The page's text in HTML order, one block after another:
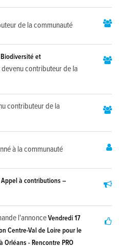
de la communauté
et
devenu contributeur de la
contributeur de la
à la communauté
Appel à contributions –
l'annonceVendredi 17
Centre-Val de Loire pour le
Orléans - Rencontre PRO